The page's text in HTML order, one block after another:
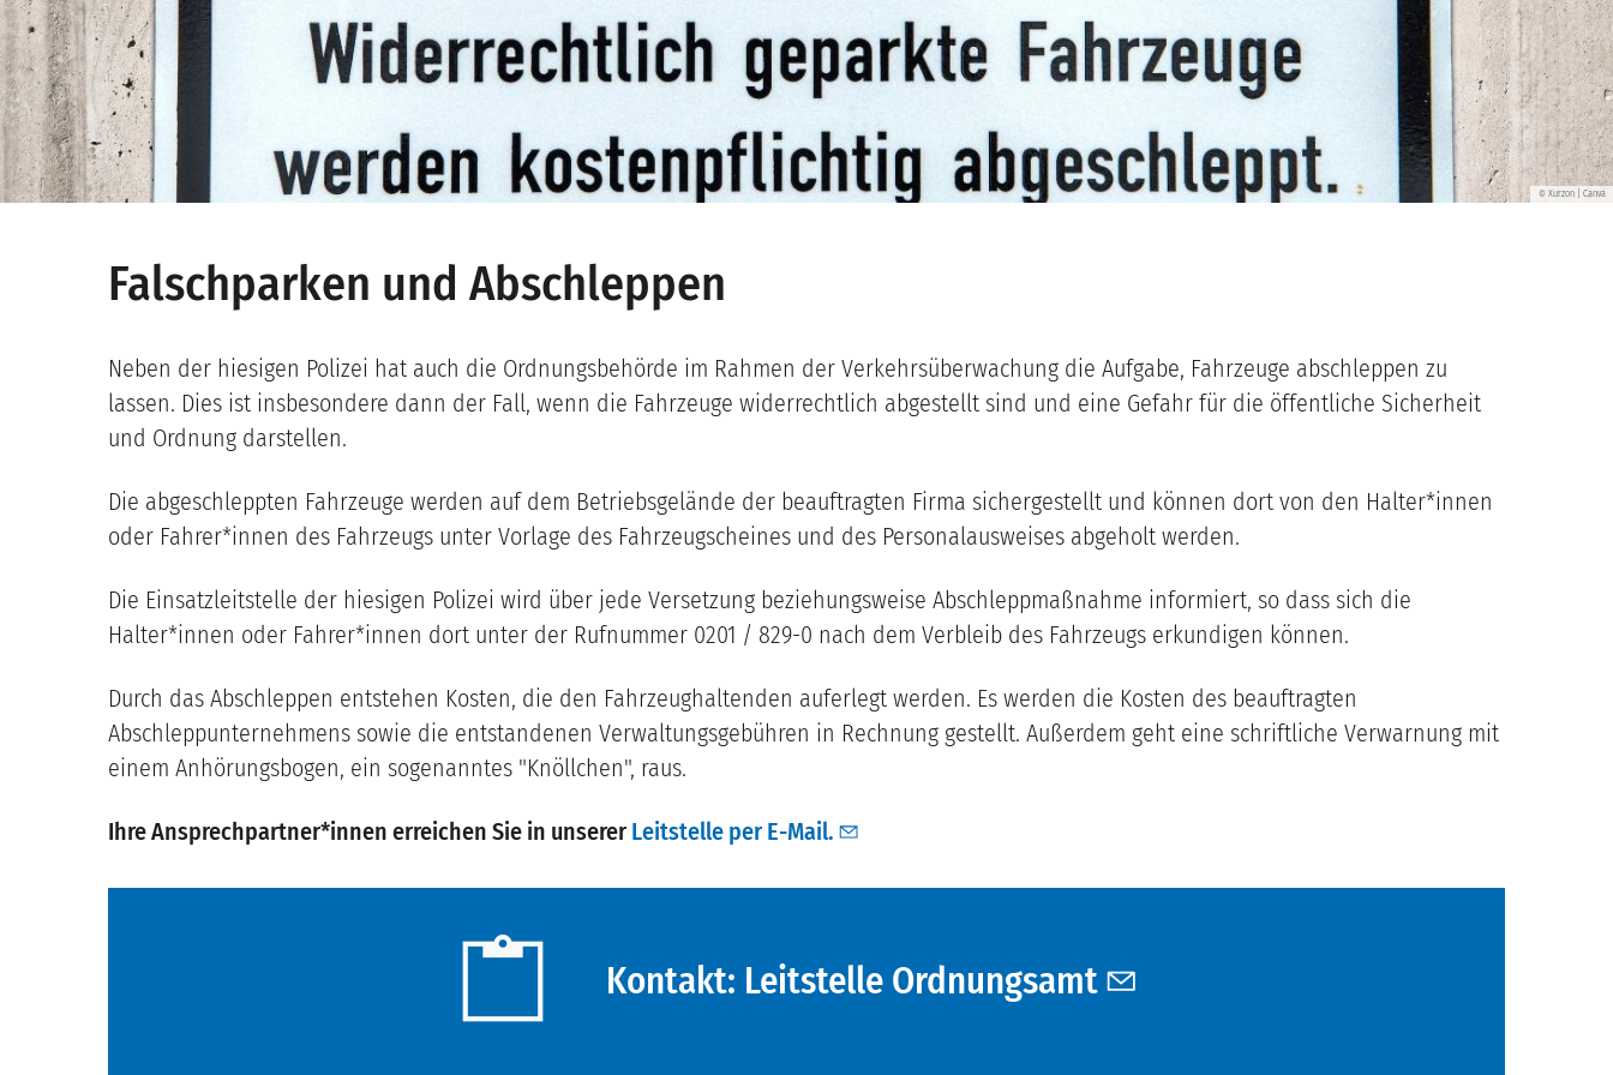
© Xurzon | Canva
Falschparken und Abschleppen
Neben der hiesigen Polizei hat auch die Ordnungsbehörde im Rahmen der Verkehrsüberwachung die Aufgabe, Fahrzeuge abschleppen zu
lassen. Dies ist insbesondere dann der Fall, wenn die Fahrzeuge widerrechtlich abgestellt sind und eine Gefahr für die öffentliche Sicherheit
und Ordnung darstellen.
Die abgeschleppten Fahrzeuge werden auf dem Betriebsgelände der beauftragten Firma sichergestellt und können dort von den Halter*innen
oder Fahrer*innen des Fahrzeugs unter Vorlage des Fahrzeugscheines und des Personalausweises abgeholt werden.
Die Einsatzleitstelle der hiesigen Polizei wird über jede Versetzung beziehungsweise Abschleppmaßnahme informiert, so dass sich die
Halter*innen oder Fahrer*innen dort unter der Rufnummer 0201 / 829-0 nach dem Verbleib des Fahrzeugs erkundigen können.
Durch das Abschleppen entstehen Kosten, die den Fahrzeughaltenden auferlegt werden. Es werden die Kosten des beauftragten
Abschleppunternehmens sowie die entstandenen Verwaltungsgebühren in Rechnung gestellt. Außerdem geht eine schriftliche Verwarnung mit
einem Anhörungsbogen, ein sogenanntes "Knöllchen", raus.
Ihre Ansprechpartner*innen erreichen Sie in unserer Leitstelle per E-Mail.
content_paste Kontakt: Leitstelle Ordnungsamt